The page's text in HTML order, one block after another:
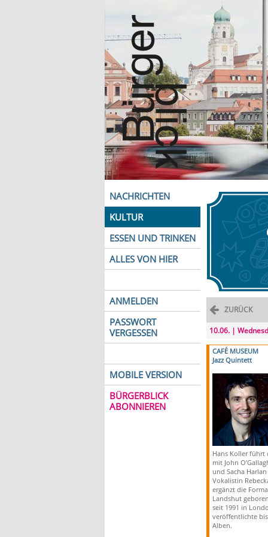
NACHRICHTEN
KULTUR
ESSEN UND TRINKEN
ALLES VON HIER
ANMELDEN
PASSWORT
VERGESSEN
MOBILE VERSION
BÜRGERBLICK
ABONNIEREN
ZURÜCK
10.06. |
CAFÉ MUSEUM
Jazz Quintett
Hans Koller führt
mit John
und Sacha
Vokalistin
ergänzt die
Landshut
seit 1991 in
veröffentlichte
Alben.